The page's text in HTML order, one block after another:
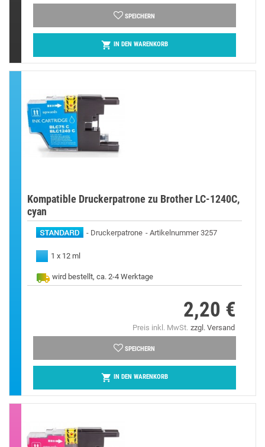
SPEICHERN
 IN DEN WARENKORB
Kompatible Druckerpatrone zu Brother LC-1240C,
cyan
Druckerpatrone Artikelnummer 3257
1 x 12 ml
wird bestellt, ca. 2-4 Werktage
2,20 €
Preis inkl. MwSt. zzgl. Versand
SPEICHERN
 IN DEN WARENKORB